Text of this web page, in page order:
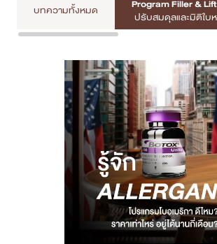
โปรโมชั่น
รายชื่อสาขา
สาขา Siam Paragon
สาขา Stadium One
สาขา Asoke
สาขา MRT สุทธิสาร
สาขา เซ็นทรัลปิ่นเกล้า
บทความทั้งหมด
Program Filler &
ปรับสมดุลและมิติใบ